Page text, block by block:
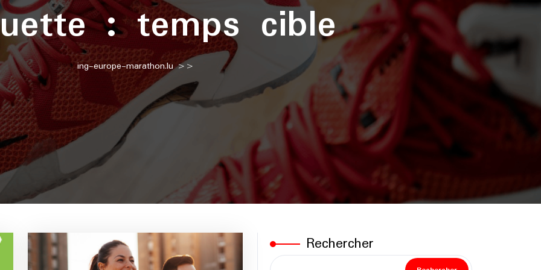
:temps cible
ing-europe-marathon.lu>>
Rechercher